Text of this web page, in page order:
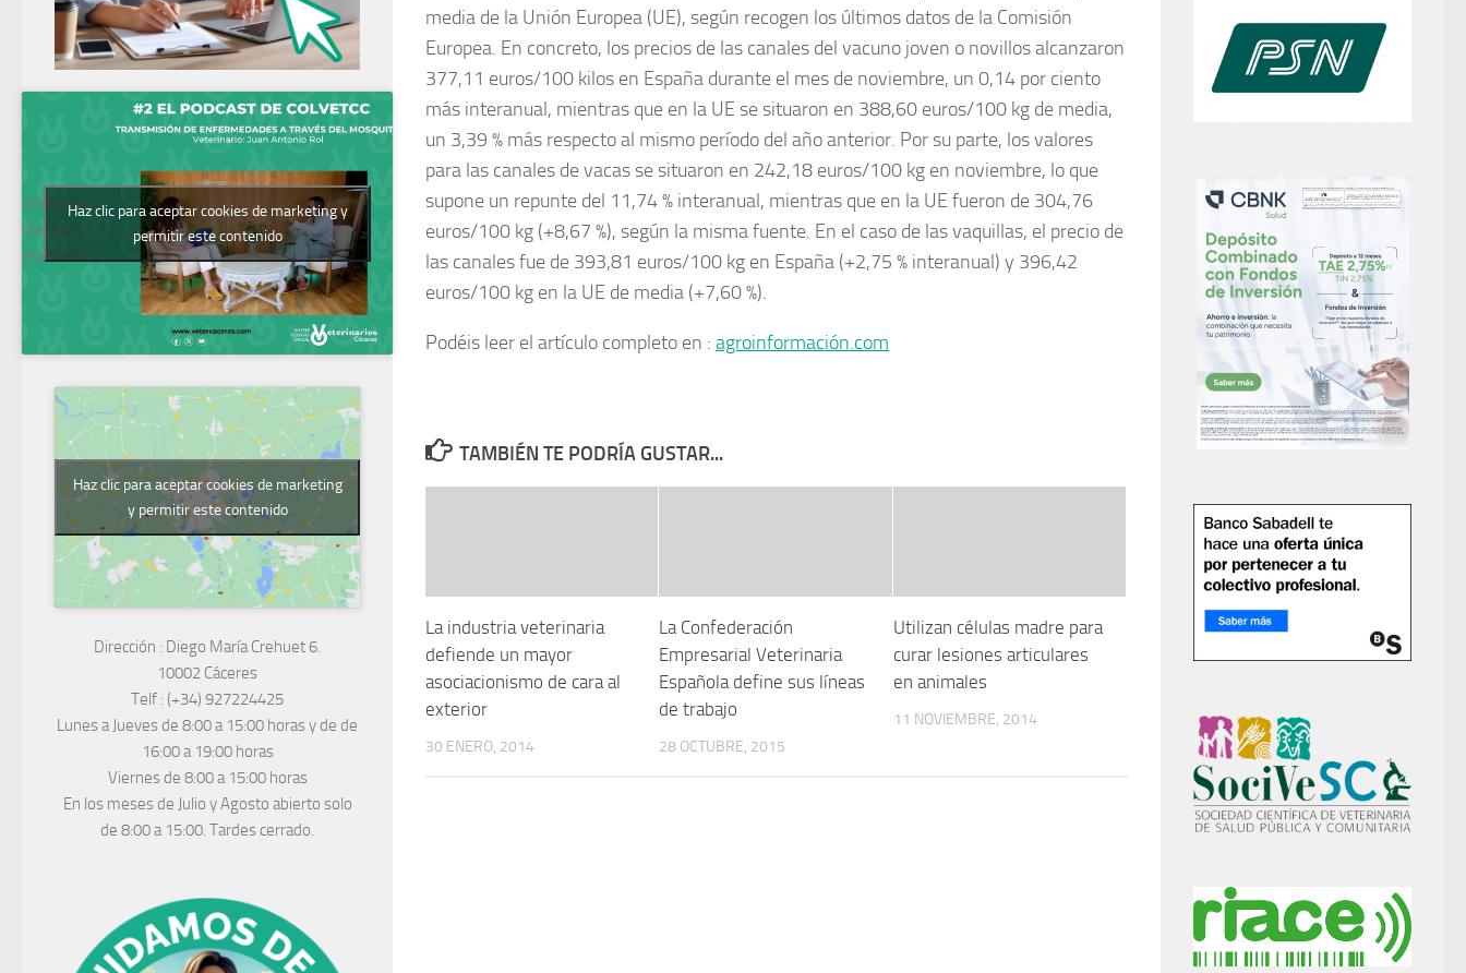
media de la Unión Europea (UE), según recogen los últimos datos de la Comisión
Europea. En concreto, los precios de las canales del vacuno joven o novillos alcanzaron
377,11 euros/100 kilos en España durante el mes de noviembre, un 0,14 por ciento
más interanual, mientras que en la UE se situaron en 388,60 euros/100 kg de media,
un 3,39 % más respecto al mismo período del año anterior. Por su parte, los valores
para las canales de vacas se situaron en 242,18 euros/100 kg en noviembre, lo que
supone un repunte del 11,74 % interanual, mientras que en la UE fueron de 304,76
euros/100 kg (+8,67 %), según la misma fuente. En el caso de las vaquillas, el precio de
las canales fue de 393,81 euros/100 kg en España (+2,75 % interanual) y 396,42
euros/100 kg en la UE de media (+7,60 %).
Podéis leer el artículo completo en : agroinformación.com
TAMBIÉN TE PODRÍA GUSTAR...
La industria veterinaria
defiende un mayor
asociacionismo de cara al
exterior
30 ENERO, 2014
La Confederación
Empresarial Veterinaria
Española define sus líneas
de trabajo
28 OCTUBRE, 2015
Utilizan células madre para
curar lesiones articulares
en animales
11 NOVIEMBRE, 2014
Podcast del
Colegio de
Veterinarios
Haz clic para aceptar cookies de marketing y
permitir este contenido
Haz clic para aceptar cookies de marketing
y permitir este contenido
Dirección : Diego María Crehuet 6.
10002 Cáceres
Telf : (+34) 927224425
Lunes a Jueves de 8:00 a 15:00 horas y de de
16:00 a 19:00 horas
Viernes de 8:00 a 15:00 horas
En los meses de Julio y Agosto abierto solo
de 8:00 a 15:00. Tardes cerrado.